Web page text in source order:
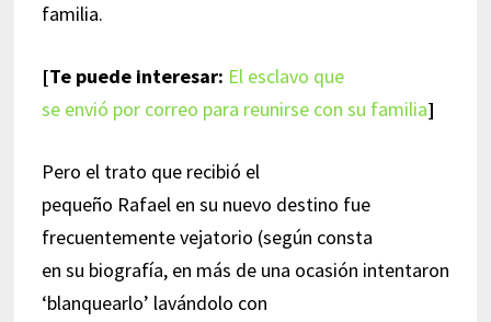
familia.
[Te puede interesar: El esclavo que
se envió por correo para reunirse con su familia]
Pero el trato que recibió el
pequeño Rafael en su nuevo destino fue
frecuentemente vejatorio (según consta
en su biografía, en más de una ocasión intentaron
‘blanquearlo’ lavándolo con